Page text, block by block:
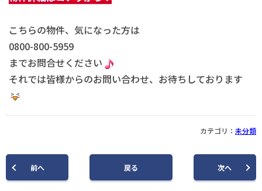
こちらの物件、気になった方は
0800-800-5959
までお問合せください
それでは皆様からのお問い合わせ、お待ちしております
カテゴリ： 未分類
前へ 戻る 次へ